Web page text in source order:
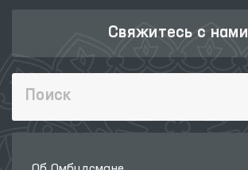
Свяжитесь с нами